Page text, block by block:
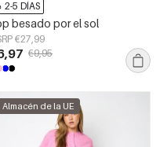
2-5 DÍAS
besado por el sol
€27,99
€9,95
Almacén de la UE